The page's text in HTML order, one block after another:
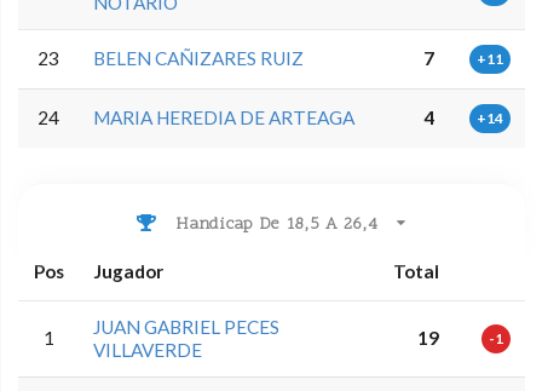
23 BELEN CAÑIZARES RUIZ 7 +11
24 MARIA HEREDIA DE ARTEAGA 4 +14
Handicap De 18,5 A 26,4
Pos Jugador Total
1
JUAN GABRIEL PECES
VILLAVERDE
19 -1